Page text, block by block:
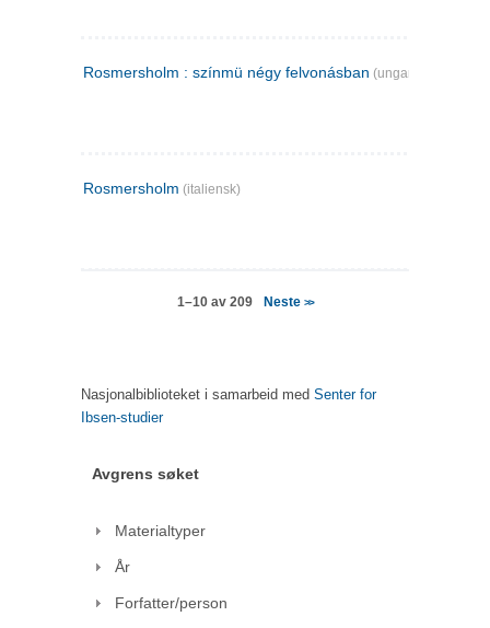
Rosmersholm : színmü négy felvonásban (ungarsk)
Rosmersholm (italiensk)
1–10 av 209 Neste >>
Nasjonalbiblioteket i samarbeid med Senter for
Ibsen-studier
Avgrens søket
Materialtyper
År
Forfatter/person